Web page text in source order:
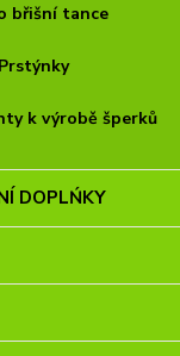
břišní tance
k výrobě šperků
DOPLŃKY